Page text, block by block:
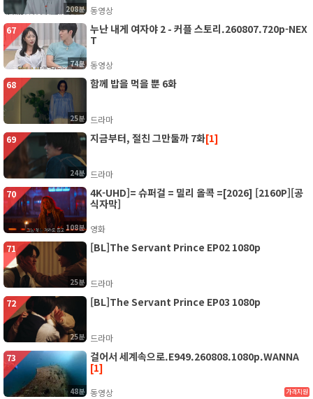
208분 동영상
74분
67
누난 내게 여자야 2 - 커플 스토리.260807.720p-NEX
T
동영상
25분
68 함께 밥을 먹을 뿐 6화
드라마
24분
69 지금부터, 절친 그만둘까 7화[1]
드라마
108분
70
4K-UHD]= 슈퍼걸 = 밀리 올콕 =[2026] [2160P][공
식자막]
영화
25분
71 [BL]The Servant Prince EP02 1080p
드라마
25분
72 [BL]The Servant Prince EP03 1080p
드라마
48분
73
걸어서 세계속으로.E949.260808.1080p.WANNA
[1]
동영상 가격지원